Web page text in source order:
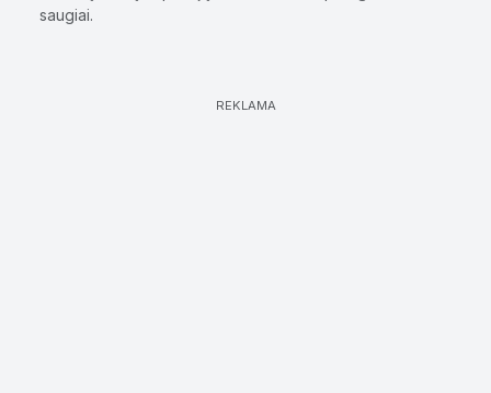
saugiai.
REKLAMA